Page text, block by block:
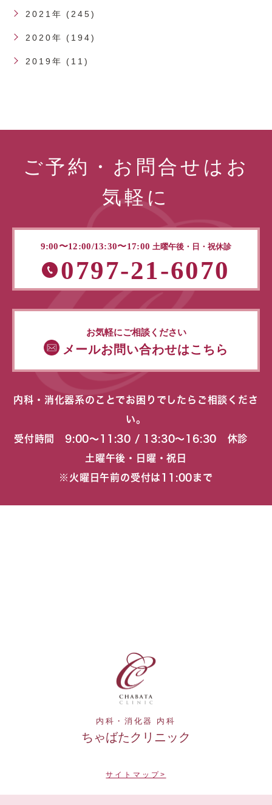
2021年 (245)
2020年 (194)
2019年 (11)
ご予約・お問合せはお
気軽に
9:00〜12:00/13:30〜17:00 土曜午後・日・祝休診
0797-21-6070
お気軽にご相談ください
メールお問い合わせはこちら
内科・消化器系のことでお困りでしたらご相談くださ
い。
受付時間 9:00〜11:30 / 13:30〜16:30 休診
土曜午後・日曜・祝日
※火曜日午前の受付は11:00まで
内科・消化器 内科
ちゃばたクリニック
サイトマップ>